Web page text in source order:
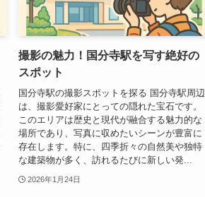
撮影の魅力！国分寺駅を写す絶好の
スポット
国分寺駅の撮影スポットを探る 国分寺駅周辺
は、撮影愛好家にとっての隠れた宝石です。
このエリアは歴史と現代が融合する魅力的な
場所であり、写真に収めたいシーンが豊富に
存在します。特に、四季折々の自然美や独特
な建築物が多く、訪れるたびに新しい発...
2026年1月24日